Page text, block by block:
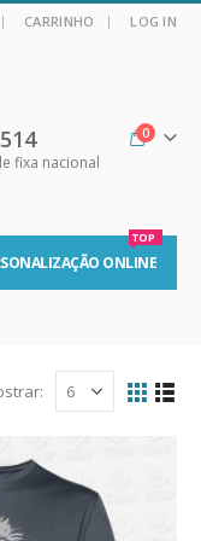
CARRINHO LOG IN
fixa nacional
0
ONLINE
TOP